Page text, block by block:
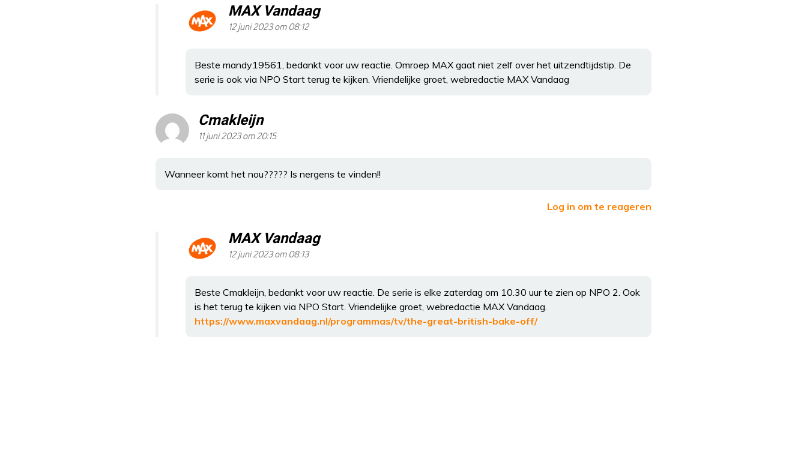
MAX Vandaag
12 juni 2023 om 08:12
Beste mandy19561, bedankt voor uw reactie. Omroep MAX gaat niet zelf over het uitzendtijdstip. De
serie is ook via NPO Start terug te kijken. Vriendelijke groet, webredactie MAX Vandaag
Cmakleijn
11 juni 2023 om 20:15
Wanneer komt het nou????? Is nergens te vinden!!
Log in om te reageren
MAX Vandaag
12 juni 2023 om 08:13
Beste Cmakleijn, bedankt voor uw reactie. De serie is elke zaterdag om 10.30 uur te zien op NPO 2. Ook
is het terug te kijken via NPO Start. Vriendelijke groet, webredactie MAX Vandaag.
https://www.maxvandaag.nl/programmas/tv/the-great-british-bake-off/